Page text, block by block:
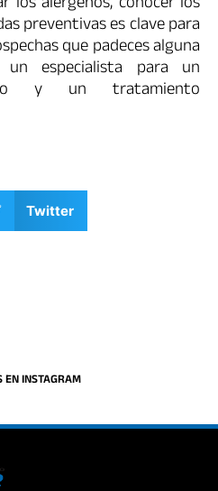
preventivas es clave para
que padeces alguna
especialista para un
y un tratamiento
Twitter
EN INSTAGRAM